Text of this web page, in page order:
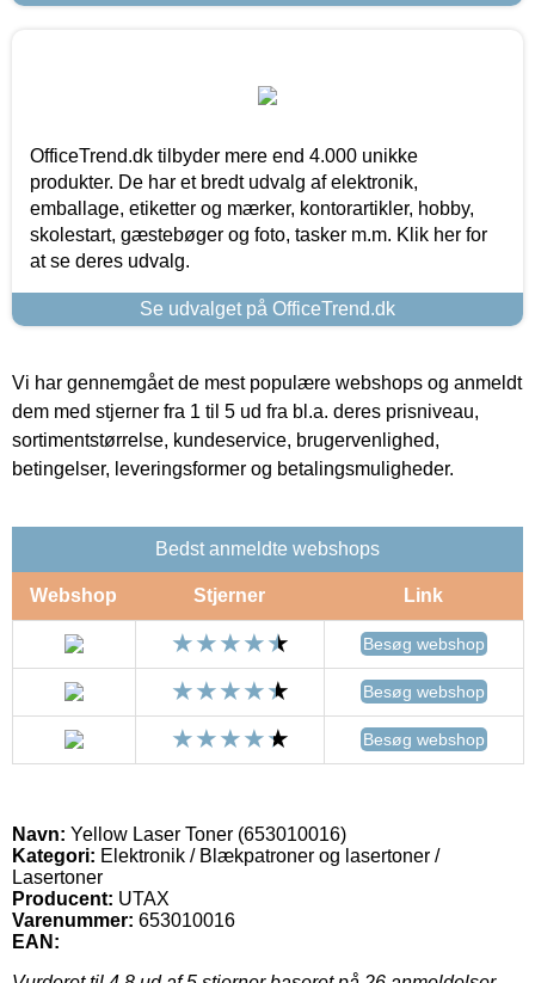
OfficeTrend.dk tilbyder mere end 4.000 unikke
produkter. De har et bredt udvalg af elektronik,
emballage, etiketter og mærker, kontorartikler, hobby,
skolestart, gæstebøger og foto, tasker m.m. Klik her for
at se deres udvalg.
Se udvalget på OfficeTrend.dk
Vi har gennemgået de mest populære webshops og anmeldt
dem med stjerner fra 1 til 5 ud fra bl.a. deres prisniveau,
sortimentstørrelse, kundeservice, brugervenlighed,
betingelser, leveringsformer og betalingsmuligheder.
Bedst anmeldte webshops
Webshop Stjerner Link
Besøg webshop
Besøg webshop
Besøg webshop
Navn: Yellow Laser Toner (653010016)
Kategori: Elektronik / Blækpatroner og lasertoner /
Lasertoner
Producent: UTAX
Varenummer: 653010016
EAN: